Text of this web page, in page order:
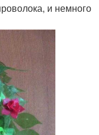
и немного